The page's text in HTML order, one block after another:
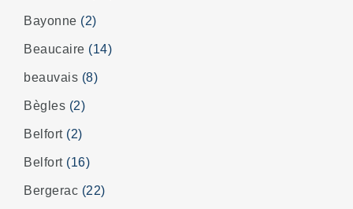
Bayonne (2)
Beaucaire (14)
beauvais (8)
Bègles (2)
Belfort (2)
Belfort (16)
Bergerac (22)